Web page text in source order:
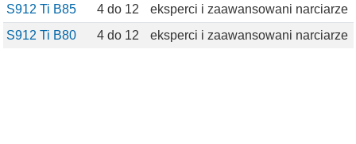
S912 Ti B85
4 do 12
eksperci i zaawansowani narciarze
S912 Ti B80
4 do 12 eksperci i zaawansowani narciarze